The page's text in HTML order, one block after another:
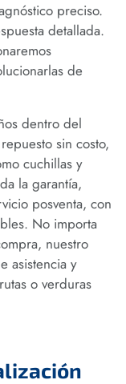
preciso.
detallada.
de
dentro del
sin costo,
cuchillas y
la garantía,
posventa, con
No importa
nuestro
asistencia y
o verduras